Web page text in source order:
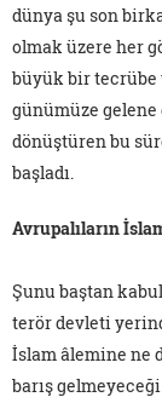
dünya şu son
olmak üzere her
büyük bir tecrübe
günümüze gelene
dönüştüren bu
başladı.
Avrupalıların
Şunu baştan
terör devleti
İslam âlemine ne
barış